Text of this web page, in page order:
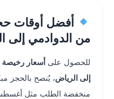
أفضل أوقات حجز
من الدوادمي إلى
للحصول علىأسعار رخيصة على
إلى الرياض، يُنصح بالحجز
منخفضة الطلب مثل أغسطس،